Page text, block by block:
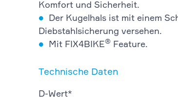
Komfort und Sicherheit.
Der Kugelhals ist mit einem
Diebstahlsicherung versehen.
Mit FIX4BIKE® Feature.
Technische Daten
D-Wert*